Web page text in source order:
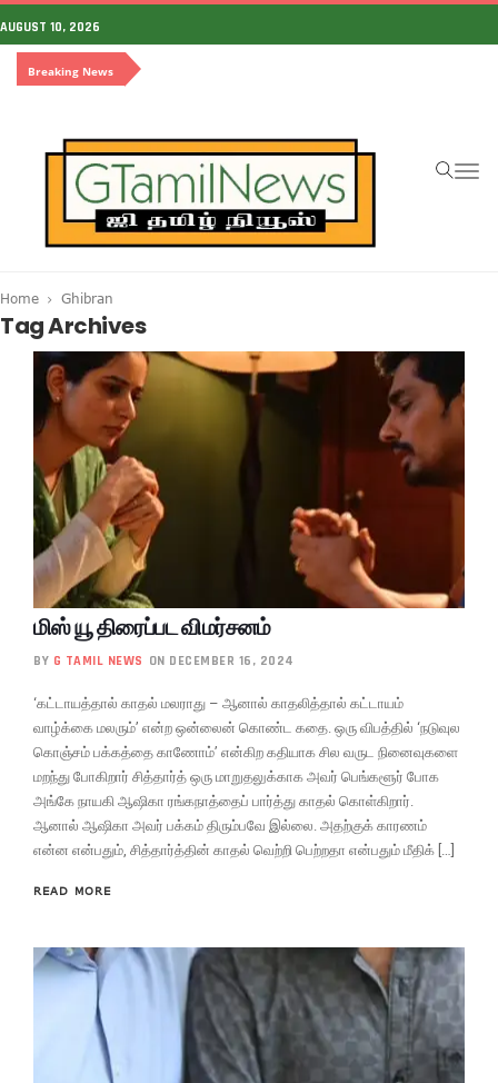
AUGUST 10, 2026
Breaking News
Home Ghibran
Tag Archives
மிஸ் யூ திரைப்பட விமர்சனம்
BY G TAMIL NEWS ON DECEMBER 16, 2024
‘கட்டாயத்தால் காதல் மலராது – ஆனால் காதலித்தால் கட்டாயம்
வாழ்க்கை மலரும்’ என்ற ஒன்லைன் கொண்ட கதை. ஒரு விபத்தில் ‘நடுவுல
கொஞ்சம் பக்கத்தை காணோம்’ என்கிற கதியாக சில வருட நினைவுகளை
மறந்து போகிறார் சித்தார்த் ஒரு மாறுதலுக்காக அவர் பெங்களூர் போக
அங்கே நாயகி ஆஷிகா ரங்கநாத்தைப் பார்த்து காதல் கொள்கிறார்.
ஆனால் ஆஷிகா அவர் பக்கம் திரும்பவே இல்லை. அதற்குக் காரணம்
என்ன என்பதும், சித்தார்த்தின் காதல் வெற்றி பெற்றதா என்பதும் மீதிக் […]
READ MORE